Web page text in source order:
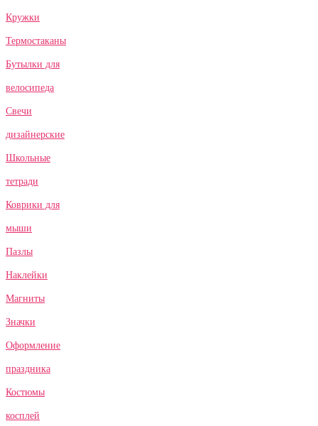
Кружки
Термостаканы
Бутылки для
велосипеда
Свечи
дизайнерские
Школьные
тетради
Коврики для
мыши
Пазлы
Наклейки
Магниты
Значки
Оформление
праздника
Костюмы
косплей